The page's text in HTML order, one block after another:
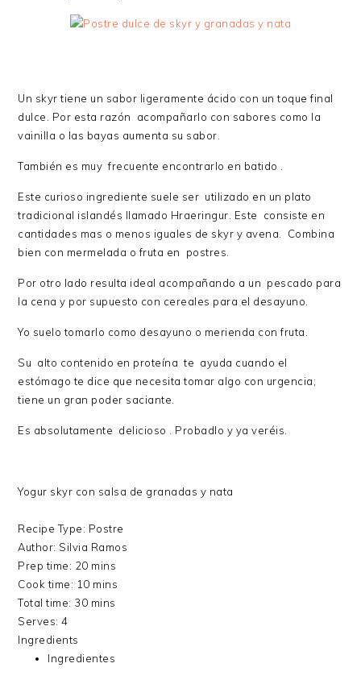
Un skyr tiene un sabor ligeramente ácido con un toque final
dulce. Por esta razón acompañarlo con sabores como la
vainilla o las bayas aumenta su sabor.
También es muy frecuente encontrarlo en batido .
Este curioso ingrediente suele ser utilizado en un plato
tradicional islandés llamado Hraeringur. Este consiste en
cantidades mas o menos iguales de skyr y avena. Combina
bien con mermelada o fruta en postres.
Por otro lado resulta ideal acompañando a un pescado para
la cena y por supuesto con cereales para el desayuno.
Yo suelo tomarlo como desayuno o merienda con fruta.
Su alto contenido en proteína te ayuda cuando el
estómago te dice que necesita tomar algo con urgencia;
tiene un gran poder saciante.
Es absolutamente delicioso . Probadlo y ya veréis.
Yogur skyr con salsa de granadas y nata
Recipe Type: Postre
Author: Silvia Ramos
Prep time: 20 mins
Cook time: 10 mins
Total time: 30 mins
Serves:4
Ingredients
Ingredientes